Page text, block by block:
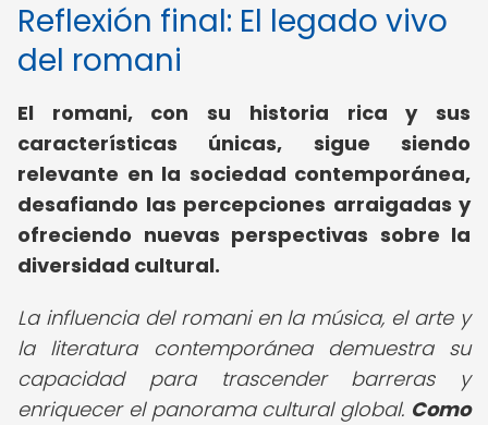
Reflexión final: El legado vivo
del romani
El romani, con su historia rica y sus
características únicas, sigue siendo
relevante en la sociedad contemporánea,
desafiando las percepciones arraigadas y
ofreciendo nuevas perspectivas sobre la
diversidad cultural.
La influencia del romani en la música, el arte y
la literatura contemporánea demuestra su
capacidad para trascender barreras y
enriquecer el panorama cultural global. Como